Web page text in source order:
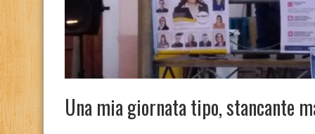
Una mia giornata tipo, stancante